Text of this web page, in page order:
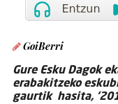
GoiBerri
Gure Esku Dagok
erabakitzeko
gaurtik hasita,